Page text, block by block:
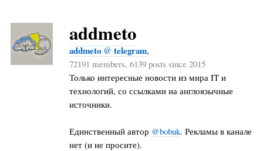
addmeto
addmeto @ telegram,
72191 members, 6139 posts since 2015
Только интересные новости из мира IT и
технологий, со ссылками на англоязычные
источники.
Единственный автор @bobuk. Рекламы в канале
нет (и не просите).